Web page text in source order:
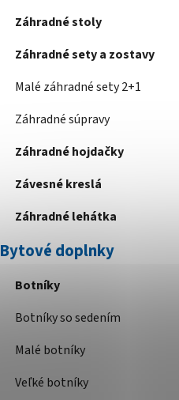
Záhradné stoly
Záhradné sety a zostavy
Malé záhradné sety 2+1
Záhradné súpravy
Záhradné hojdačky
Závesné kreslá
Záhradné lehátka
Bytové doplnky
Botníky
Botníky so sedením
Malé botníky
Veľké botníky